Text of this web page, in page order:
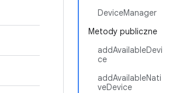
DeviceManager
Metody publiczne
addAvailableDevi
ce
addAvailableNati
veDevice